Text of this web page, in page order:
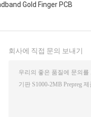
Gold Finger PCB
회사에 직접 문의 보내기